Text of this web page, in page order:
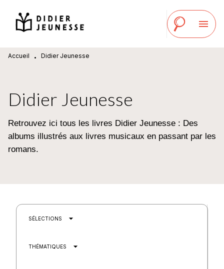
MENU RECHERCHE
PIED DE PAGE
menu
Accueil • Didier Jeunesse
Didier Jeunesse
Retrouvez ici tous les livres Didier Jeunesse : Des
albums illustrés aux livres musicaux en passant par les
romans.
SÉLECTIONS arrow_drop_down
THÉMATIQUES arrow_drop_down